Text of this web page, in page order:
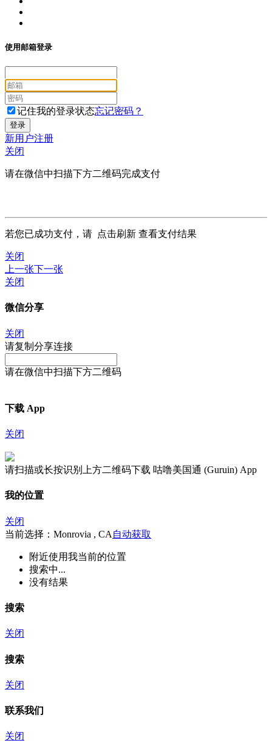
使用邮箱登录
记住我的登录状态忘记密码？
新用户注册
关闭
请在微信中扫描下方二维码完成支付
若您已成功支付，请 点击刷新 查看支付结果
关闭
上一张下一张
关闭
微信分享
关闭
请复制分享连接
请在微信中扫描下方二维码
下载 App
关闭
请扫描或长按识别上方二维码下载 咕噜美国通 (Guruin) App
我的位置
关闭
当前选择：Monrovia , CA 自动获取
附近使用我当前的位置
搜索中...
没有结果
搜索
关闭
搜索
关闭
联系我们
关闭